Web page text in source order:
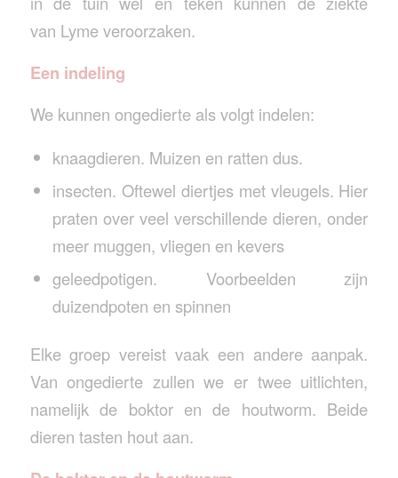
van Lyme veroorzaken.
Een indeling
We kunnen ongedierte als volgt indelen:
knaagdieren. Muizen en ratten dus.
insecten. Oftewel diertjes met vleugels. Hier
praten over veel verschillende dieren, onder
meer muggen, vliegen en kevers
geleedpotigen. Voorbeelden zijn
duizendpoten en spinnen
Elke groep vereist vaak een andere aanpak.
Van ongedierte zullen we er twee uitlichten,
namelijk de boktor en de houtworm. Beide
dieren tasten hout aan.